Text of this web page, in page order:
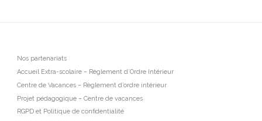
Nos partenariats
Accueil Extra-scolaire – Règlement d’Ordre Intérieur
Centre de Vacances – Règlement d’ordre intérieur
Projet pédagogique – Centre de vacances
RGPD et Politique de confidentialité